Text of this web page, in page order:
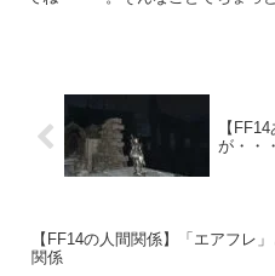
【
が・・
【FF14の人間関係】「エアフレ」
関係